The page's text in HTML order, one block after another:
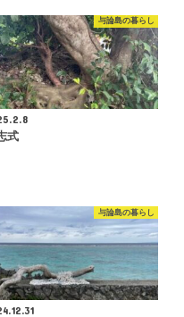
与論島の暮らし
式
与論島の暮らし